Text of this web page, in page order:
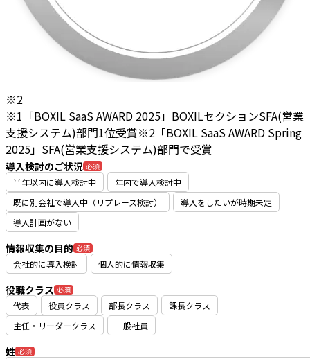
※2
※1「BOXIL SaaS AWARD 2025」BOXILセクションSFA(営業
支援システム)部門1位受賞※2「BOXIL SaaS AWARD Spring
2025」SFA(営業支援システム)部門で受賞
導入検討のご状況 必須
半年以内に導入検討中
年内で導入検討中
既に別会社で導入中（リプレース検討）
導入をしたいが時期未定
導入計画がない
情報収集の目的 必須
会社的に導入検討 個人的に情報収集
役職クラス 必須
代表 役員クラス 部長クラス
課長クラス
主任・リーダークラス
一般社員
姓 必須